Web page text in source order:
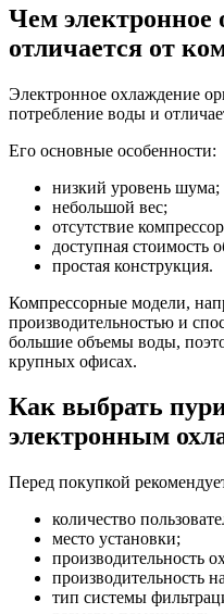
Чем электронное
отличается от
Электронное охлаждение
потребление воды и
Его основные особенности:
низкий уровень шума;
небольшой вес;
отсутствие
доступная стоимость
простая конструкция.
Компрессорные модели,
производительностью и
большие объемы воды,
крупных офисах.
Как выбрать
электронным
Перед покупкой
количество
место установки;
производительность
производительность
тип системы